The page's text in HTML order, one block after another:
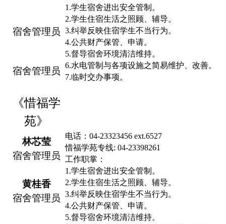
宿舍管理员
宿舍管理员
1.学生宿舍进出安全管制。
2.学生住宿生活之照顾、辅导。
3.纠举反映住宿学生不当行为。
4.公共财产保管、申请。
5.督导宿舍环境清洁维持。
6.水电管制与各项设施之简易维护 、改善。
7.临时交办事项。
《惜福学
苑》
林芯莹
宿舍管理员
黄桂香
宿舍管理员
电话：04-23323456 ext.6527
惜福学苑专线: 04-23398261
工作职掌：
1.学生宿舍进出安全管制。
2.学生住宿生活之照顾、辅导。
3.纠举反映住宿学生不当行为。
4.公共财产保管、申请。
5.督导宿舍环境清洁维持。